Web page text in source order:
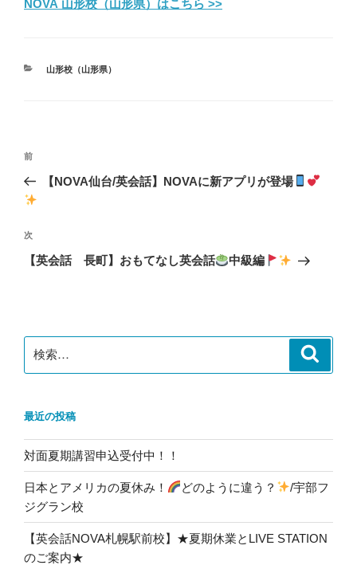
NOVA 山形校（山形県）はこちら >>
カ
山形校（山形県）
投
ナ
ゲ
ー
前
の
投
前
【NOVA仙台/英会話】NOVAに新アプリが登場
次
の
次
【英会話 長町】おもてなし英会話 中級編
索:
最近の投稿
対面夏期講習申込受付中！！
日本とアメリカの夏休み！ どのように違う？
/宇部フ
ジグラン校
【英会話NOVA札幌駅前校】★夏期休業とLIVE STATION
のご案内★